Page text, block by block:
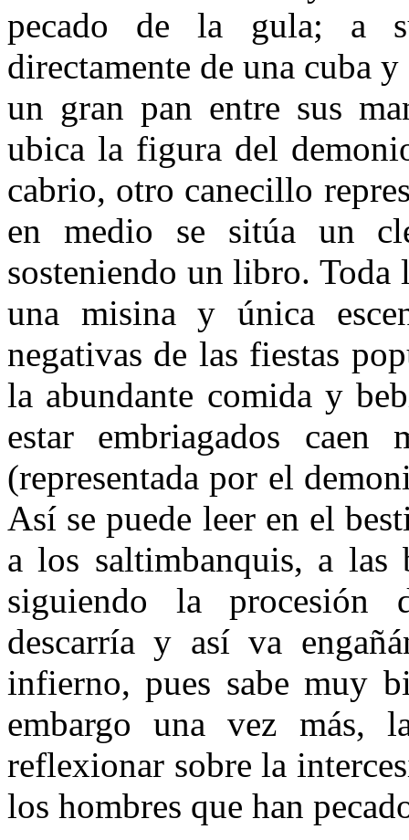
pecado de la gula; a
directamente de una cuba
un gran pan entre sus
ubica la figura del
cabrio, otro canecillo
en medio se sitúa un
sosteniendo un libro. Toda
una misina y única
negativas de las fiestas
la abundante comida y
estar embriagados
(representada por el
Así se puede leer en el
a los saltimbanquis, a las
siguiendo la procesión
descarría y así va
infierno, pues sabe muy
embargo una vez más,
reflexionar sobre la
los hombres que han